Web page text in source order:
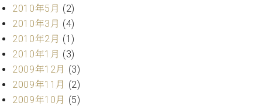
尾山調律師のブ
ログ Die
Musikgasse（音
楽の小道）
2010年5月 (2)
2010年3月 (4)
2010年2月 (1)
2010年1月 (3)
2009年12月 (3)
2009年11月 (2)
2009年10月 (5)